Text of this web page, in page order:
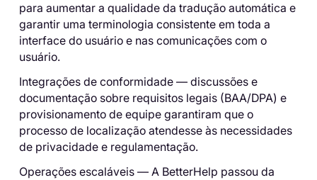
para aumentar a qualidade da tradução automática e
garantir uma terminologia consistente em toda a
interface do usuário e nas comunicações com o
usuário.
Integrações de conformidade — discussões e
documentação sobre requisitos legais (BAA/DPA) e
provisionamento de equipe garantiram que o
processo de localização atendesse às necessidades
de privacidade e regulamentação.
Operações escaláveis ​​— A BetterHelp passou da